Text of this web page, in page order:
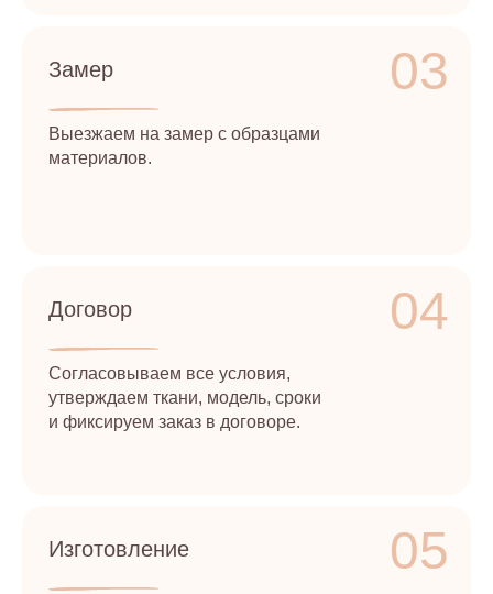
Замер 03
Выезжаем на замер с образцами
материалов.
Договор 04
Согласовываем все условия,
утверждаем ткани, модель, сроки
и фиксируем заказ в договоре.
Изготовление 05